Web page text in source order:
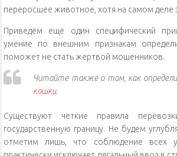
переросшее животное, хотя на самом деле
Приведём ещё один специфический
умение по внешним признакам
поможет не стать жертвой мошенников.
Читайте также о том, как
кошки.
Существуют чёткие правила
государственную границу. Не будем
отметим лишь, что соблюдение всех